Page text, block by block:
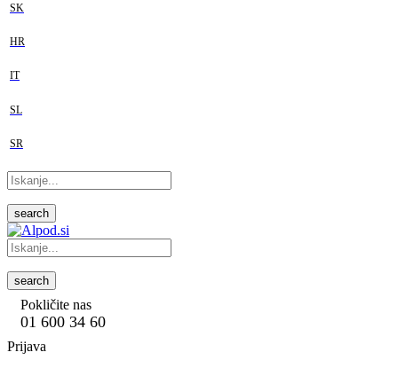
SK
HR
IT
SL
SR
search
search
Pokličite nas
01 600 34 60
Prijava